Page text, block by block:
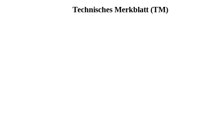
Technisches Merkblatt (TM)